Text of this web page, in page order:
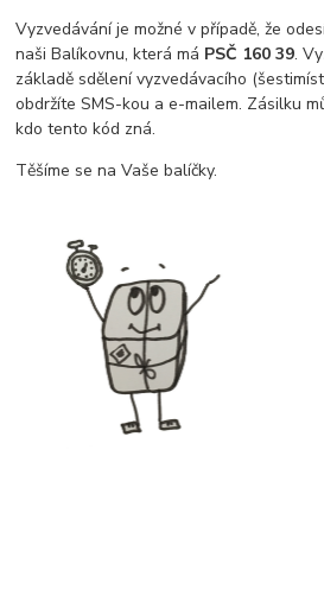
Vyzvedávání je možné v případě, že
naši Balíkovnu, která má PSČ 160 39.
základě sdělení vyzvedávacího
obdržíte SMS-kou a e-mailem. Zásilku
kdo tento kód zná.
Těšíme se na Vaše balíčky.